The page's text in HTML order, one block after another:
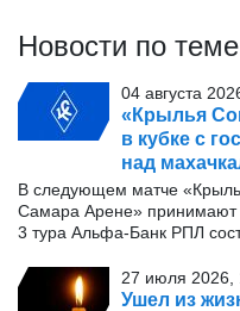
Новости по теме
04 августа
«Крылья
в кубке с
над
В следующем матче
Самара Арене» принимают
3 тура Альфа-Банк РПЛ
27 июля 2026,
Ушел из